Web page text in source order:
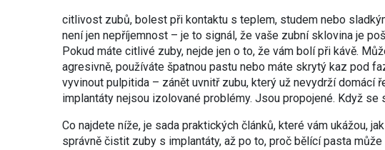
citlivost zubů, bolest při kontaktu s teplem, studem nebo
není jen nepříjemnost – je to signál, že vaše zubní sklovina je
Pokud máte citlivé zuby, nejde jen o to, že vám bolí při kávě.
agresivně, používáte špatnou pastu nebo máte skrytý kaz pod
vyvinout pulpitida – zánět uvnitř zubu, který už nevydrží domácí
implantáty nejsou izolované problémy. Jsou propojené. Když
Co najdete níže, je sada praktických článků, které vám ukážou,
správně čistit zuby s implantáty, až po to, proč bělící pasta